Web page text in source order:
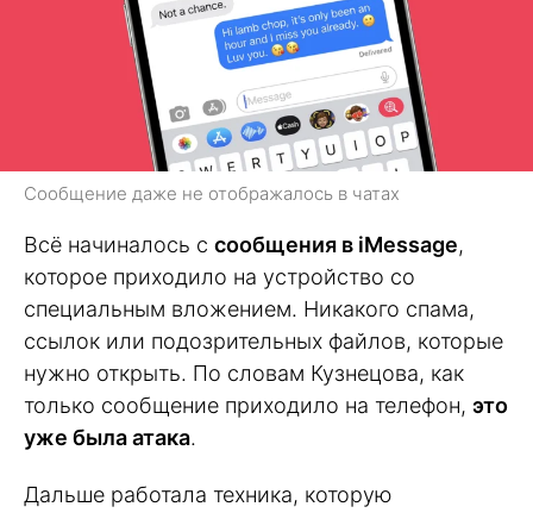
Сообщение даже не отображалось в чатах
Всё начиналось с сообщения в iMessage,
которое приходило на устройство со
специальным вложением. Никакого спама,
ссылок или подозрительных файлов, которые
нужно открыть. По словам Кузнецова, как
только сообщение приходило на телефон, это
уже была атака.
Дальше работала техника, которую